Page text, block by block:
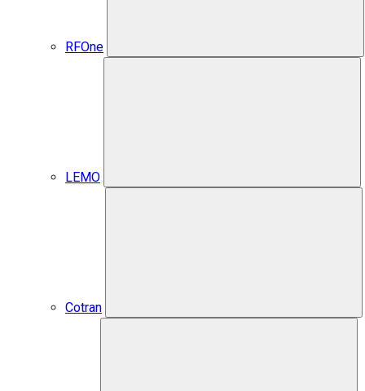
RFOne
LEMO
Cotran